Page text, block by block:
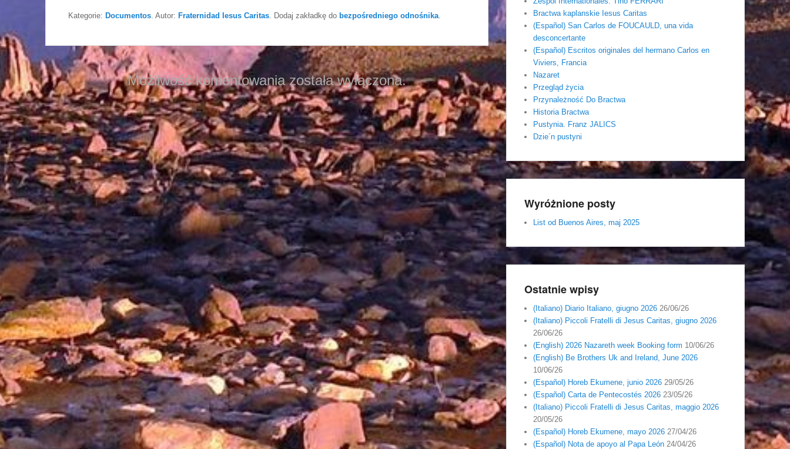
Kategorie: Documentos . Autor: Fraternidad Iesus Caritas . Dodaj zakładkę do bezpośredniego odnośnika
Możliwość komentowania została wyłączona.
Bractwa kaplanskie Iesus Caritas
(Español) San Carlos de FOUCAULD, una vida
desconcertante
(Español) Escritos originales del hermano Carlos en
Viviers, Francia
Nazaret
Przegląd życia
Przynależność Do Bractwa
Historia Bractwa
Pustynia. Franz JALICS
Dzie´n pustyni
Wyróżnione posty
List od Buenos Aires, maj 2025
Ostatnie wpisy
(Italiano) Diario Italiano, giugno 2026 26/06/26
(Italiano) Piccoli Fratelli di Jesus Caritas, giugno 2026
26/06/26
(English) 2026 Nazareth week Booking form 10/06/26
(English) Be Brothers Uk and Ireland, June 2026
10/06/26
(Español) Horeb Ekumene, junio 2026 29/05/26
(Español) Carta de Pentecostés 2026 23/05/26
(Italiano) Piccoli Fratelli di Jesus Caritas, maggio 2026
20/05/26
(Español) Horeb Ekumene, mayo 2026 27/04/26
(Español) Nota de apoyo al Papa León 24/04/26